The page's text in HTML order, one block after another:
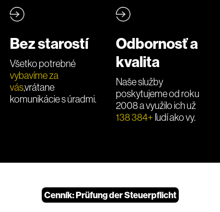
Bez starostí
Všetko potrebné
vybavíme za
vás,vrátane
komunikácie s úradmi.
Odbornosť a
kvalita
Naše služby
poskytujeme od roku
2008 a využilo ich už
138 384+ ľudí ako vy.
Cenník: Prüfung der Steuerpflicht